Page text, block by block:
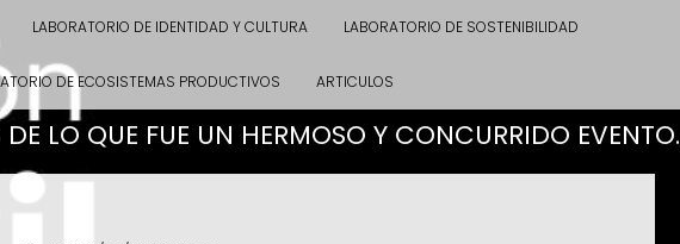
LABORATORIO DE IDENTIDAD Y CULTURA LABORATORIO DE SOSTENIBILIDAD
DE ECOSISTEMAS PRODUCTIVOS ARTICULOS
LO QUE FUE UN HERMOSO Y CONCURRIDO EVENTO.